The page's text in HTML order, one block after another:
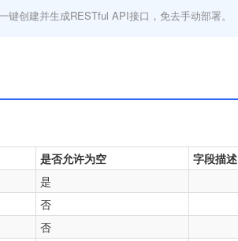
创建并生成RESTful API接口，免去手动部署。
是否允许为空 字段描述
是
否
否